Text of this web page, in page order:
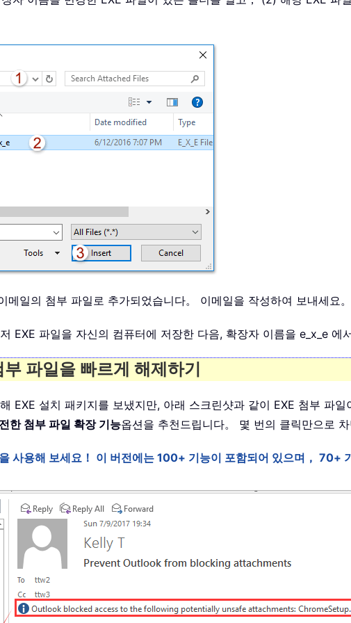
메일의 첨부 파일로 추가되었습니다。 이메일을 작성하여 보내세요。
EXE 파일을 자신의 컴퓨터에 저장한 다음, 확장자 이름을 e_x_e
파일을 빠르게 해제하기
EXE 설치 패키지를 보냈지만, 아래 스크린샷과 같이 EXE 첨부 파
한 첨부 파일 확장 기능옵션을 추천드립니다。 몇 번의 클릭만으로
용해 보세요！ 이 버전에는 100+ 기능이 포함되어 있으며， 70+